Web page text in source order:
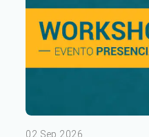
02 Sep 2026